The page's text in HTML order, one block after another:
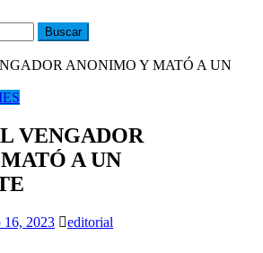
VENGADOR
A UN
16, 2023 editorial